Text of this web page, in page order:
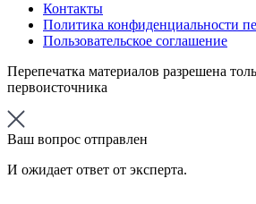
Контакты
Политика конфиденциальности
Пользовательское соглашение
Перепечатка материалов разрешена
первоисточника
Ваш вопрос отправлен
И ожидает ответ от эксперта.